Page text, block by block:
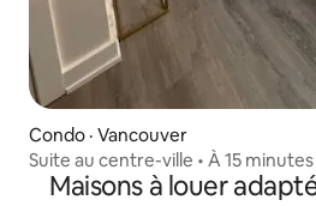
Condo · Vancouver
Suite au centre-ville • À 15
Maisons à louer